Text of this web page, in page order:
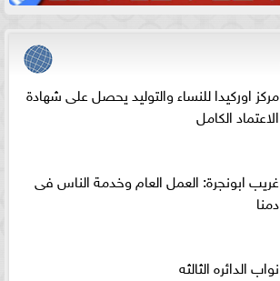
مركز اوركيدا للنساء والتوليد يحصل على شهادة
الاعتماد الكامل
غريب ابونجرة: العمل العام وخدمة الناس فى
دمنا
نواب الدائره الثالثه